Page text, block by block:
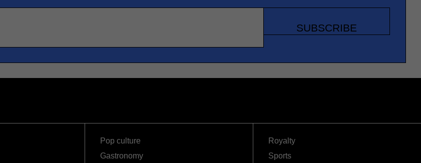
SUBSCRIBE
Pop culture
Gastronomy
Royalty
Sports